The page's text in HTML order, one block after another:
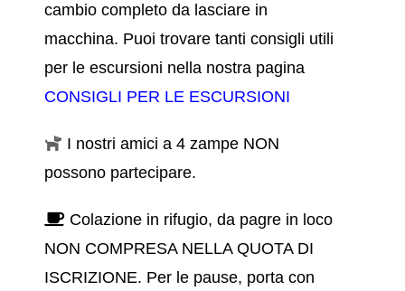
cambio completo da lasciare in
macchina. Puoi trovare tanti consigli utili
per le escursioni nella nostra pagina
CONSIGLI PER LE ESCURSIONI
I nostri amici a 4 zampe NON
possono partecipare.
Colazione in rifugio, da pagre in loco
NON COMPRESA NELLA QUOTA DI
ISCRIZIONE. Per le pause, porta con